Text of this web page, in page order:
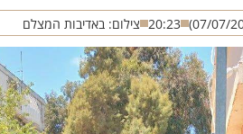
20:23 צילום: באדיבות המצלם